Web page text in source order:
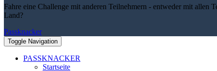
Fahre eine Challenge mit anderen Teilnehmern - entweder mit allen
Land?
Passknacker
Toggle Navigation
PASSKNACKER
Startseite